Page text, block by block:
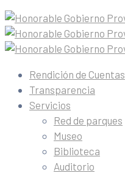
Rendición de Cuentas
Transparencia
Servicios
Red de parques
Museo
Biblioteca
Auditorio